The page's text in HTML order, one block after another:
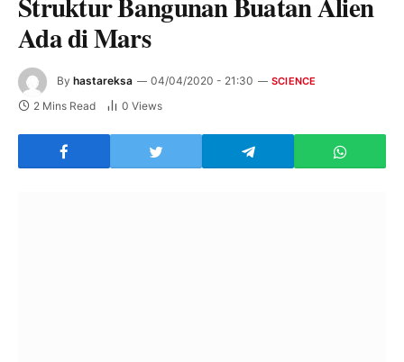
Ada di Mars
By hastareksa 04/04/2020 - 21:30 SCIENCE
2 Mins Read 0 Views